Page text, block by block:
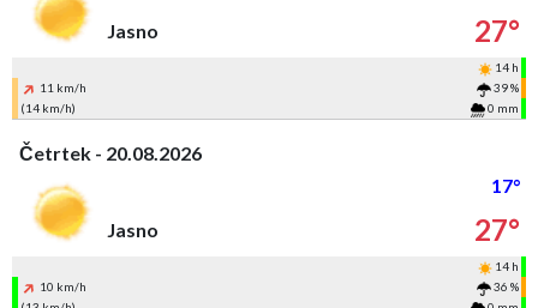
Jasno
27°
14 h
11 km/h
39 %
(14 km/h)
0 mm
Četrtek - 20.08.2026
17°
Jasno
27°
14 h
10 km/h
36 %